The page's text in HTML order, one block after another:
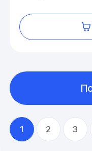
1 2 3